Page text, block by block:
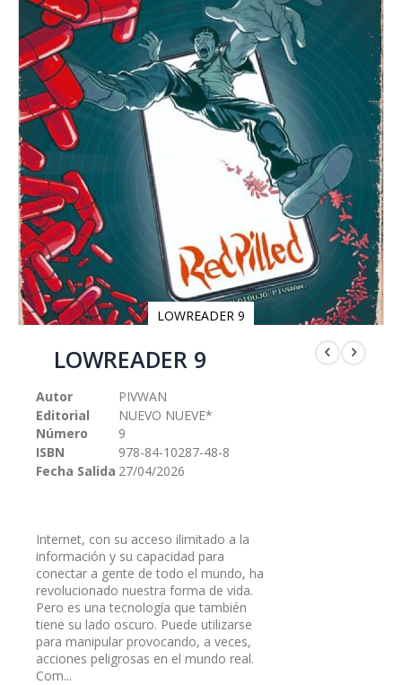
LOWREADER 9
comienzo
galería
imágenes
LOWREADER 9
Autor
PIVWAN
Editorial
NUEVO NUEVE*
Número
9
ISBN
978-84-10287-48-8
Fecha Salida 27/04/2026
Internet, con su acceso ilimitado a la
información y su capacidad para
conectar a gente de todo el mundo, ha
revolucionado nuestra forma de vida.
Pero es una tecnología que también
tiene su lado oscuro. Puede utilizarse
para manipular provocando, a veces,
acciones peligrosas en el mundo real.
Com...